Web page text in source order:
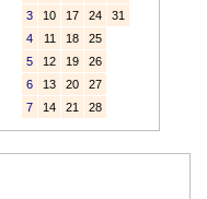
3
10 17 24
31
4
11 18
25
5
12 19
26
6
13 20
27
7
14 21 28